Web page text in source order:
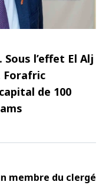
l’effet El Alj
Forafric
de 100
membre du clergé